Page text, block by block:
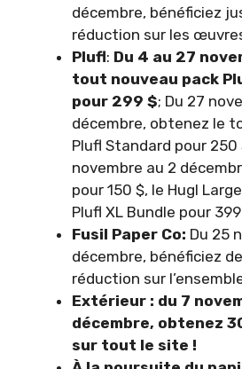
décembre, bénéficiez
réduction sur les
Plufl: Du 4 au 27
tout nouveau pack
pour 299 $; Du 27
décembre, obtenez le
Plufl Standard pour 250
novembre au 2
pour 150 $, le Hugl
Plufl XL Bundle pour
Fusil Paper Co: Du 25
décembre, bénéficiez
réduction sur
Extérieur : du 7
décembre, obtenez
sur tout le site !